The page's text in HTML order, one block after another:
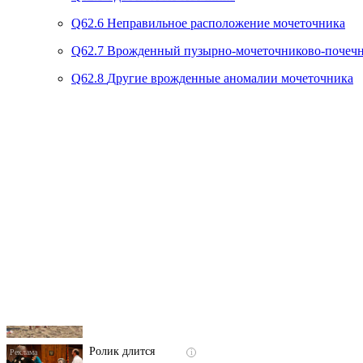
Q62.6 Неправильное расположение мочеточника
Q62.7 Врожденный пузырно-мочеточниково-
Q62.8 Другие врожденные аномалии мочеточника
несколько секунд, а